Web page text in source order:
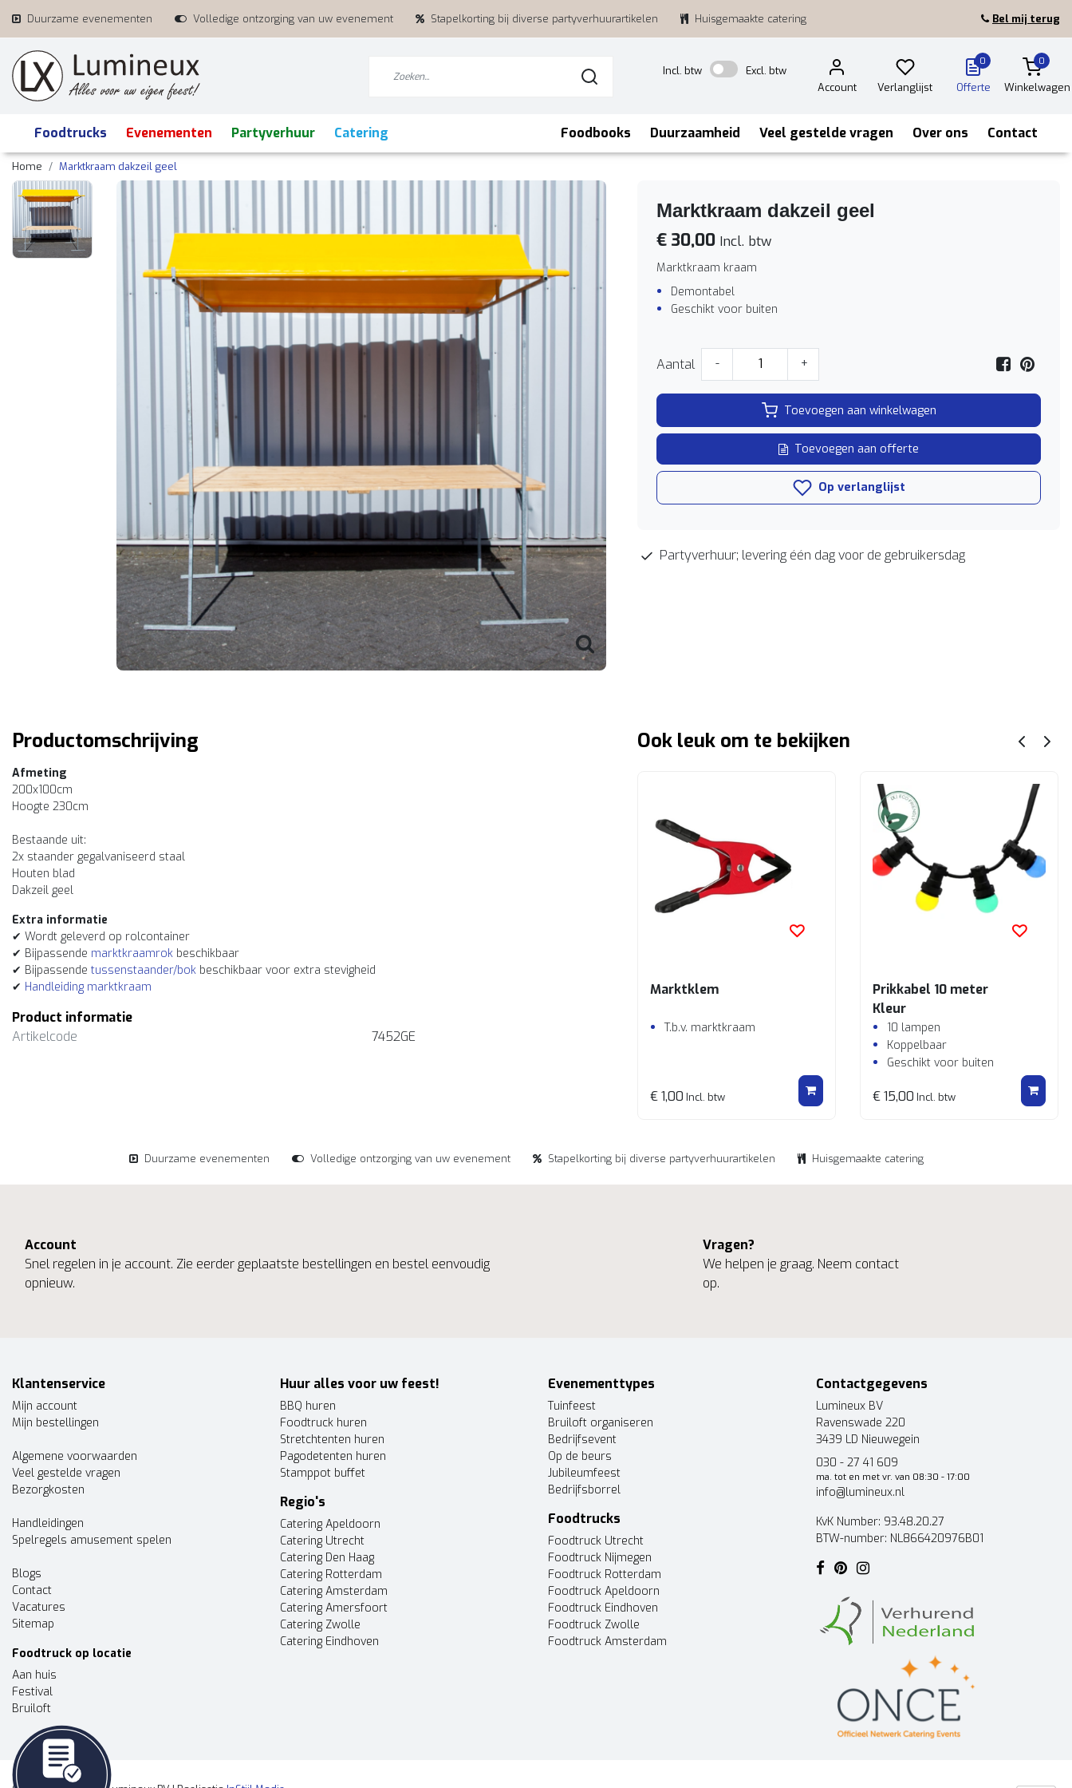
Duurzame evenementen Volledige ontzorging van uw evenement Stapelkorting bij diverse partyverhuurartikelen Huisgemaakte catering Bel mij terug
Incl. btw
Excl. btw
Account
Verlanglijst
0
Offerte
0
Winkelwagen
Foodtrucks Evenementen Partyverhuur Catering Foodbooks Duurzaamheid Veel gestelde vragen Over ons Contact
Home Marktkraam dakzeil geel
Marktkraam dakzeil geel
€ 30,00 Incl. btw
Marktkraam kraam
Demontabel
Geschikt voor buiten
Aantal - +
Toevoegen aan winkelwagen
Toevoegen aan offerte
Op verlanglijst
Partyverhuur; levering één dag voor de gebruikersdag
Productomschrijving
Afmeting
200x100cm
Hoogte 230cm
Bestaande uit:
2x staander gegalvaniseerd staal
Houten blad
Dakzeil geel
Extra informatie
✔ Wordt geleverd op rolcontainer
✔ Bijpassende marktkraamrok beschikbaar
✔ Bijpassende tussenstaander/bok beschikbaar voor extra stevigheid
✔ Handleiding marktkraam
Product informatie
Artikelcode
7452GE
Ook leuk om te bekijken
Marktklem
T.b.v. marktkraam
€ 1,00 Incl. btw
Prikkabel 10 meter
Kleur
10 lampen
Koppelbaar
Geschikt voor buiten
€ 15,00 Incl. btw
Duurzame evenementen Volledige ontzorging van uw evenement Stapelkorting bij diverse partyverhuurartikelen Huisgemaakte catering
Account
Snel regelen in je account. Zie eerder geplaatste bestellingen en bestel eenvoudig
opnieuw.
Vragen?
We helpen je graag. Neem contact
op.
Klantenservice
Mijn account
Mijn bestellingen
Algemene voorwaarden
Veel gestelde vragen
Bezorgkosten
Handleidingen
Spelregels amusement spelen
Blogs
Contact
Vacatures
Sitemap
Foodtruck op locatie
Aan huis
Festival
Bruiloft
Huur alles voor uw feest!
BBQ huren
Foodtruck huren
Stretchtenten huren
Pagodetenten huren
Stamppot buffet
Regio's
Catering Apeldoorn
Catering Utrecht
Catering Den Haag
Catering Rotterdam
Catering Amsterdam
Catering Amersfoort
Catering Zwolle
Catering Eindhoven
Evenementtypes
Tuinfeest
Bruiloft organiseren
Bedrijfsevent
Op de beurs
Jubileumfeest
Bedrijfsborrel
Foodtrucks
Foodtruck Utrecht
Foodtruck Nijmegen
Foodtruck Rotterdam
Foodtruck Apeldoorn
Foodtruck Eindhoven
Foodtruck Zwolle
Foodtruck Amsterdam
Contactgegevens
Lumineux BV
Ravenswade 220
3439 LD Nieuwegein
030 - 27 41 609
ma. tot en met vr. van 08:30 - 17:00
info@lumineux.nl
KvK Number: 93.48.20.27
BTW-number: NL866420976B01